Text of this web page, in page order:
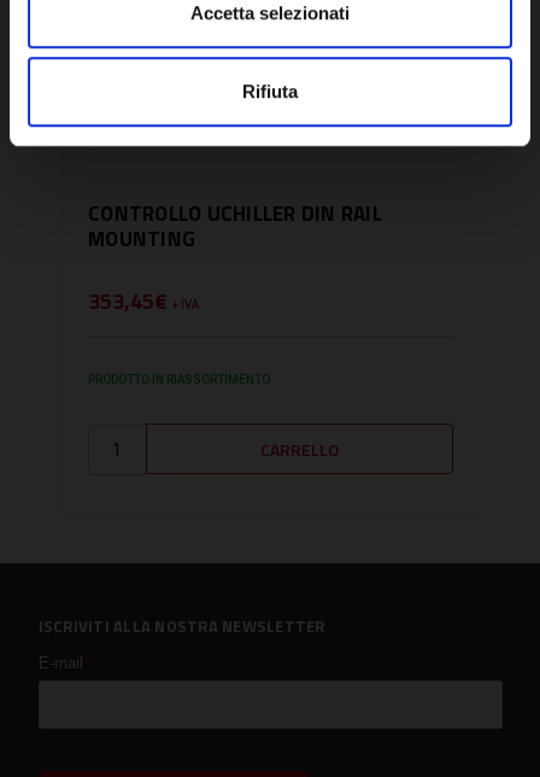
Accetta selezionati
Rifiuta
CONTROLLO UCHILLER DIN RAIL
MOUNTING
353,45€ + IVA
PRODOTTO IN RIASSORTIMENTO
ISCRIVITI ALLA NOSTRA NEWSLETTER